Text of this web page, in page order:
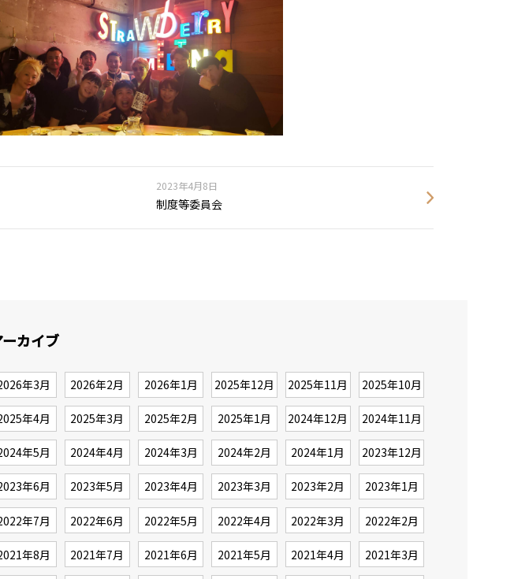
2023年4月8日
制度等委員会
ーカイブ
年3月 2026年2月 2026年1月 2025年12月 2025年11月 2025年10月
年4月 2025年3月 2025年2月 2025年1月 2024年12月 2024年11月
年5月 2024年4月 2024年3月 2024年2月 2024年1月 2023年12月
年6月 2023年5月 2023年4月 2023年3月 2023年2月 2023年1月
年7月 2022年6月 2022年5月 2022年4月 2022年3月 2022年2月
年8月 2021年7月 2021年6月 2021年5月 2021年4月 2021年3月